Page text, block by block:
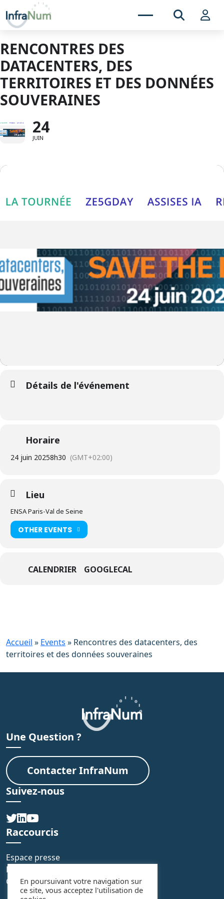
RENCONTRES DES
DATACENTERS, DES
TERRITOIRES ET DES DONNÉES
SOUVERAINES
24
JUIN
Détails de l'événement
Horaire
24 juin 20258h30 (GMT+02:00)
Lieu
ENSA Paris-Val de Seine
OTHER EVENTS
CALENDRIER GOOGLECAL
Accueil » Events » Rencontres des datacenters, des
territoires et des données souveraines
Une Question ?
Contacter InfraNum
Suivez-nous
Raccourcis
Espace presse
FAQ
ContactEn poursuivant votre navigation sur
ce site, vous acceptez l'utilisation de